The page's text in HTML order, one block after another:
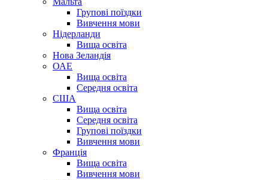
Групові поїздки
Вивчення мови
Нідерланди
Вища освіта
Нова Зеландія
ОАЕ
Вища освіта
Середня освіта
США
Вища освіта
Середня освіта
Групові поїздки
Вивчення мови
Франція
Вища освіта
Вивчення мови